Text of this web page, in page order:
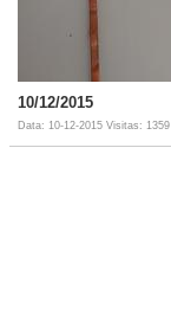
10/12/2015
Data: 10-12-2015 Visitas: 1359